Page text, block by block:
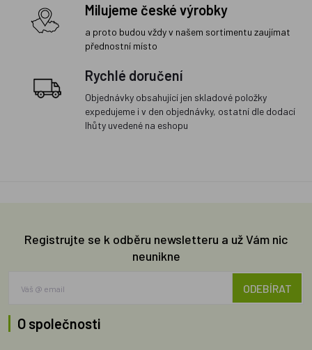
Milujeme české výrobky
a proto budou vždy v našem sortimentu zaujímat
přednostní místo
Rychlé doručení
Objednávky obsahující jen skladové položky
expedujeme i v den objednávky, ostatní dle dodací
lhůty uvedené na eshopu
Registrujte se k odběru newsletteru a už Vám nic
neunikne
ODEBÍRAT
O společnosti